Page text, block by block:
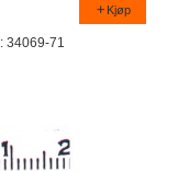
Kjøp
34069-71